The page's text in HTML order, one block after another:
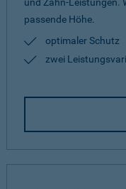
passende Höhe.
optimaler Schutz
zwei